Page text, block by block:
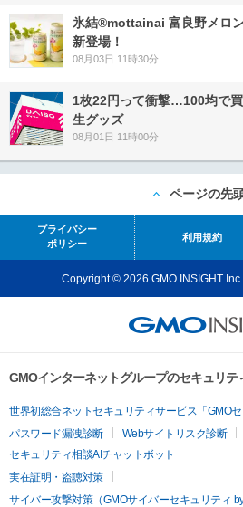
氷結®mottainai 富良野メロ
新登場！
08月03日 11時30分
1枚22円って衝撃…100均で
生グッズ
08月01日 11時00分
ページの先
プライバシー
ポリシー
利用規約
Copyright © 2026 GMO INSIGHT
GMOインターネットグループのセキュリテ
世界初総合ネットセキュリティサービス「GMOセ
パスワード漏洩診断
Webサイトリスク診断
セキュリティ相談AIチャットボット
実在証明・盗聴対策
サイバー攻撃対策（GMOサイバーセキュリティ